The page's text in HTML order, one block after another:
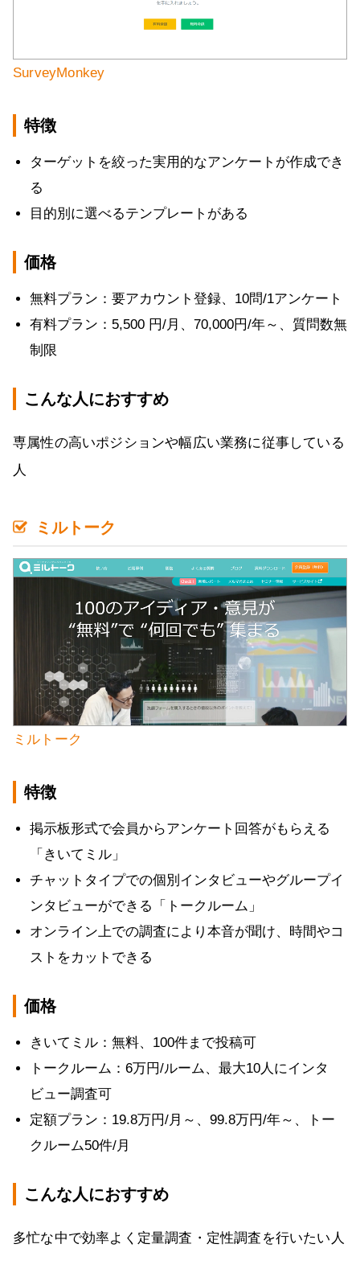
SurveyMonkey
特徴
ターゲットを絞った実用的なアンケートが作成でき
る
目的別に選べるテンプレートがある
価格
無料プラン：要アカウント登録、10問/1アンケート
有料プラン：5,500 円/月、70,000円/年～、質問数無
制限
こんな人におすすめ
専属性の高いポジションや幅広い業務に従事している
人
ミルトーク
ミルトーク
特徴
掲示板形式で会員からアンケート回答がもらえる
「きいてミル」
チャットタイプでの個別インタビューやグループイ
ンタビューができる「トークルーム」
オンライン上での調査により本音が聞け、時間やコ
ストをカットできる
価格
きいてミル：無料、100件まで投稿可
トークルーム：6万円/ルーム、最大10人にインタ
ビュー調査可
定額プラン：19.8万円/月～、99.8万円/年～、トー
クルーム50件/月
こんな人におすすめ
多忙な中で効率よく定量調査・定性調査を行いたい人